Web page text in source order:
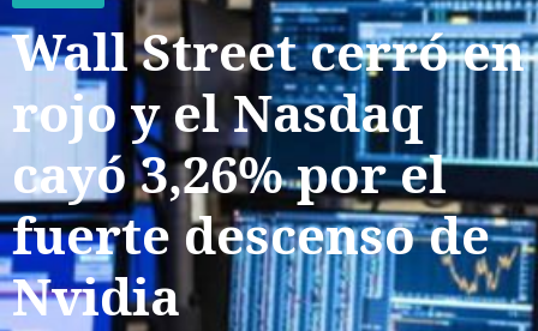
Wall Street cerró en
rojo y el Nasdaq
cayó 3,26% por el
fuerte descenso de
Nvidia